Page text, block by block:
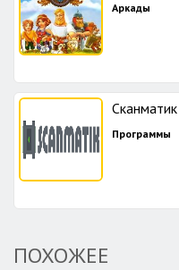
Аркады
Программы
ПОХОЖЕЕ